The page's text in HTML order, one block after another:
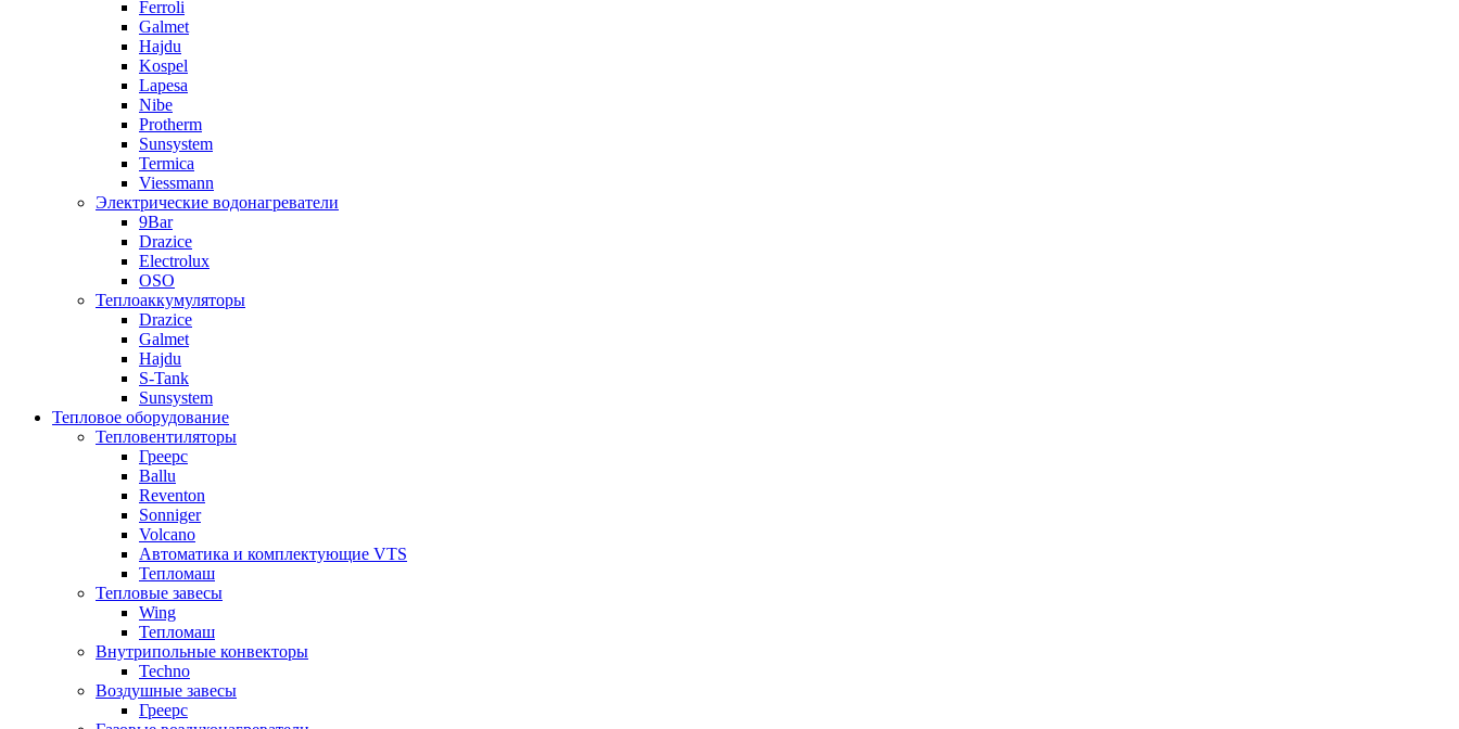
Ferroli
Galmet
Hajdu
Kospel
Lapesa
Nibe
Protherm
Sunsystem
Termica
Viessmann
Электрические водонагреватели
9Bar
Drazice
Electrolux
OSO
Теплоаккумуляторы
Drazice
Galmet
Hajdu
S-Tank
Sunsystem
Тепловое оборудование
Тепловентиляторы
Греерс
Ballu
Reventon
Sonniger
Volcano
Автоматика и комплектующие VTS
Тепломаш
Тепловые завесы
Wing
Тепломаш
Внутрипольные конвекторы
Techno
Воздушные завесы
Греерс